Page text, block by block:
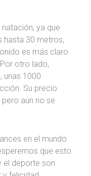
ya que
hasta 30 metros,
es más claro
otro lado,
unas 1000
Su precio
aún no se
en el mundo
que esto
el deporte son